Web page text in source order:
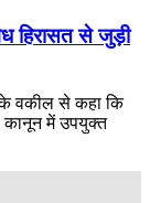
हिरासत से जुड़ी
के वकील से कहा कि
कानून में उपयुक्त